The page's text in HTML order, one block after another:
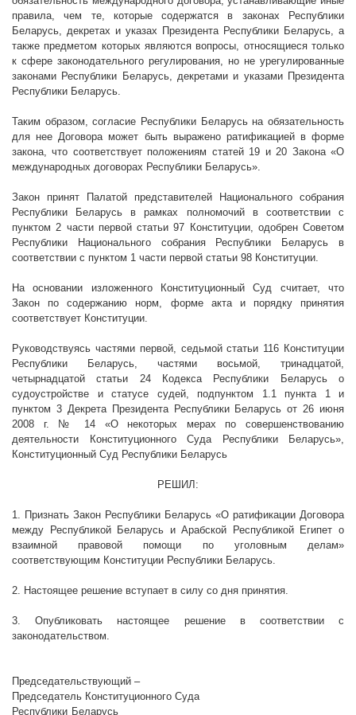
правила, чем те, которые содержатся в законах Республики
Беларусь, декретах и указах Президента Республики Беларусь, а
также предметом которых являются вопросы, относящиеся только
к сфере законодательного регулирования, но не урегулированные
законами Республики Беларусь, декретами и указами Президента
Республики Беларусь.
Таким образом, согласие Республики Беларусь на обязательность
для нее Договора может быть выражено ратификацией в форме
закона, что соответствует положениям статей 19 и 20 Закона «О
международных договорах Республики Беларусь».
Закон принят Палатой представителей Национального собрания
Республики Беларусь в рамках полномочий в соответствии с
пунктом 2 части первой статьи 97 Конституции, одобрен Советом
Республики Национального собрания Республики Беларусь в
соответствии с пунктом 1 части первой статьи 98 Конституции.
На основании изложенного Конституционный Суд считает, что
Закон по содержанию норм, форме акта и порядку принятия
соответствует Конституции.
Руководствуясь частями первой, седьмой статьи 116 Конституции
Республики Беларусь, частями восьмой, тринадцатой,
четырнадцатой статьи 24 Кодекса Республики Беларусь о
судоустройстве и статусе судей, подпунктом 1.1 пункта 1 и
пунктом 3 Декрета Президента Республики Беларусь от 26 июня
2008 г. № 14 «О некоторых мерах по совершенствованию
деятельности Конституционного Суда Республики Беларусь»,
Конституционный Суд Республики Беларусь
РЕШИЛ:
1. Признать Закон Республики Беларусь «О ратификации Договора
между Республикой Беларусь и Арабской Республикой Египет о
взаимной правовой помощи по уголовным делам»
соответствующим Конституции Республики Беларусь.
2. Настоящее решение вступает в силу со дня принятия.
3. Опубликовать настоящее решение в соответствии с
законодательством.
Председательствующий –
Председатель Конституционного Суда
Республики Беларусь